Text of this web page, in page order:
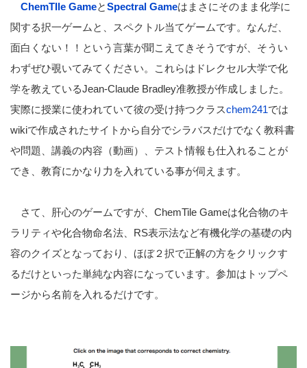
ChemTIle GameとSpectral Gameはまさにそのまま化学に
関する択一ゲームと、スペクトル当てゲームです。なんだ、
面白くない！！という言葉が聞こえてきそうですが、そうい
わずぜひ覗いてみてください。これらはドレクセル大学で化
学を教えているJean-Claude Bradley准教授が作成しました。
実際に授業に使われていて彼の受け持つクラスchem241では
wikiで作成されたサイトから自分でシラバスだけでなく教科書
や問題、講義の内容（動画）、テスト情報も仕入れることが
でき、教育にかなり力を入れている事が伺えます。
さて、肝心のゲームですが、ChemTile Gameは化合物のキ
ラリティや化合物命名法、RS表示法など有機化学の基礎の内
容のクイズとなっており、ほぼ２択で正解の方をクリックす
るだけといった単純な内容になっています。参加はトップペ
ージから名前を入れるだけです。